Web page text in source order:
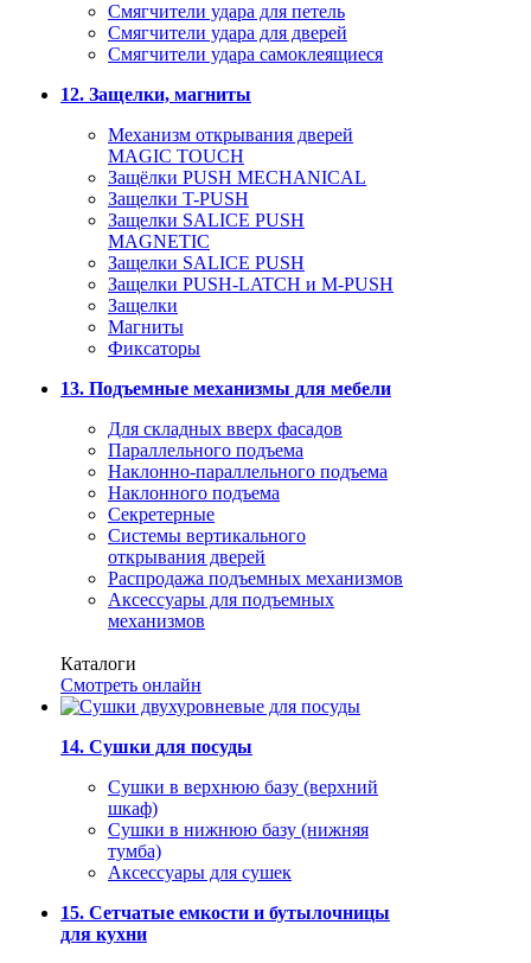
Смягчители удара для петель
Смягчители удара для дверей
Cмягчители удара самоклеящиеся
12. Защелки, магниты
Механизм открывания дверей
MAGIC TOUCH
Защёлки PUSH MECHANICAL
Защелки T-PUSH
Защелки SALICE PUSH
MAGNETIC
Защелки SALICE PUSH
Защелки PUSH-LATCH и M-PUSH
Защелки
Магниты
Фиксаторы
13. Подъемные механизмы для мебели
Для складных вверх фасадов
Параллельного подъема
Наклонно-параллельного подъема
Наклонного подъема
Секретерные
Системы вертикального
открывания дверей
Распродажа подъемных механизмов
Аксессуары для подъемных
механизмов
Каталоги
Смотреть онлайн
14. Сушки для посуды
Сушки в верхнюю базу (верхний
шкаф)
Сушки в нижнюю базу (нижняя
тумба)
Аксессуары для сушек
15. Сетчатые емкости и бутылочницы
для кухни